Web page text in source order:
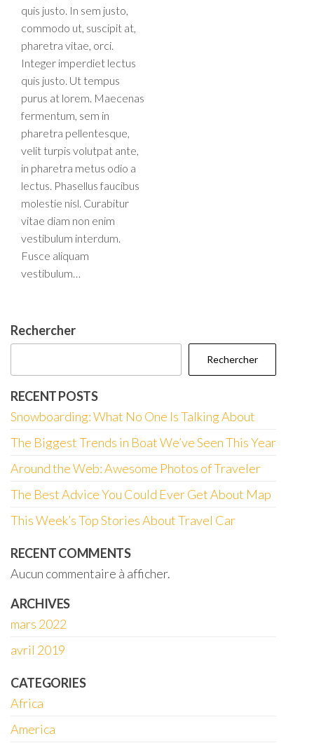
quis justo. In sem justo,
commodo ut, suscipit at,
pharetra vitae, orci.
Integer imperdiet lectus
quis justo. Ut tempus
purus at lorem. Maecenas
fermentum, sem in
pharetra pellentesque,
velit turpis volutpat ante,
in pharetra metus odio a
lectus. Phasellus faucibus
molestie nisl. Curabitur
vitae diam non enim
vestibulum interdum.
Fusce aliquam
vestibulum…
Rechercher
Rechercher
RECENT POSTS
Snowboarding: What No One Is Talking About
The Biggest Trends in Boat We’ve Seen This Year
Around the Web: Awesome Photos of Traveler
The Best Advice You Could Ever Get About Map
This Week’s Top Stories About Travel Car
RECENT COMMENTS
Aucun commentaire à afficher.
ARCHIVES
mars 2022
avril 2019
CATEGORIES
Africa
America